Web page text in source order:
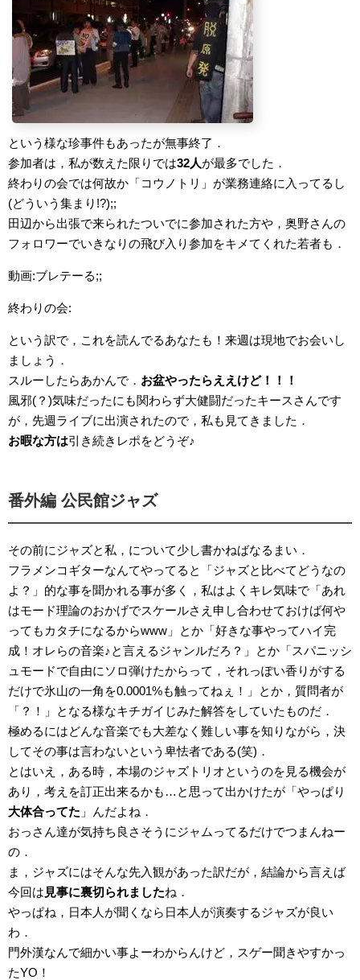
という様な珍事件もあったが無事終了．
参加者は，私が数えた限りでは32人が最多でした．
終わりの会では何故か「コウノトリ」が業務連絡に入ってるし
(どういう集まり!?);;
田辺から出張で来られたついでに参加された方や，奥野さんの
フォロワーでいきなりの飛び入り参加をキメてくれた若者も．
動画:ブレテーる;;
終わりの会:
という訳で，これを読んでるあなたも！来週は現地でお会いし
ましょう．
スルーしたらあかんで． お盆やったらええけど！！！
風邪(？)気味だったにも関わらず大健闘だったキースさんです
が，先週ライブに出演されたので，私も見てきました．
お暇な方は引き続きレポをどうぞ♪
番外編 公民館ジャズ
その前にジャズと私，について少し書かねばなるまい．
フラメンコギターなんてやってると「ジャズと比べてどうなの
よ？」的な事を聞かれる事が多く，私はよくキレ気味で「あれ
はモード理論のおかげでスケールさえ申し合わせておけば何や
ってもカタチになるからwww」とか「好きな事やってハイ完
成！オレらの音楽♪と言えるジャンルだろ？」とか「スパニッシ
ュモードで自由にソロ弾けたからって，それっぽい香りがする
だけで氷山の一角を0.0001%も触ってねぇ！」とか，質問者が
「？！」となる様なキチガイじみた解答をしていたものだ．
極めるにはどんな音楽でも大差なく難しい事を知りながら，決
してその事は言わないという卑怯者である(笑)．
とはいえ，ある時，本場のジャズトリオというのを見る機会が
あり，考えを訂正出来るかも…と思って出かけたが「やっぱり
大体合ってた 」んだよね．
おっさん達が気持ち良さそうにジャムってるだけでつまんねー
の．
ま，ジャズにはそんな先入観があった訳だが，結論から言えば
今回は 見事に裏切られましたね．
やっぱね，日本人が聞くなら日本人が演奏するジャズが良い
わ．
門外漢なんで細かい事よーわからんけど，スゲー聞きやすかっ
たYO！